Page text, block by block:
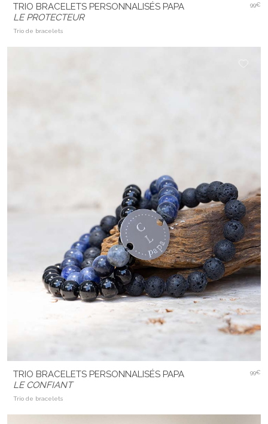
TRIO BRACELETS PERSONNALISÉS PAPA
LE PROTECTEUR
Trio de bracelets
99€
TRIO BRACELETS PERSONNALISÉS PAPA
LE CONFIANT
Trio de bracelets
99€